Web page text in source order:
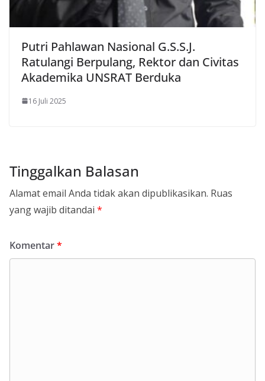
Putri Pahlawan Nasional G.S.S.J.
Ratulangi Berpulang, Rektor dan Civitas
Akademika UNSRAT Berduka
16 Juli 2025
Tinggalkan Balasan
Alamat email Anda tidak akan dipublikasikan. Ruas
yang wajib ditandai *
Komentar*